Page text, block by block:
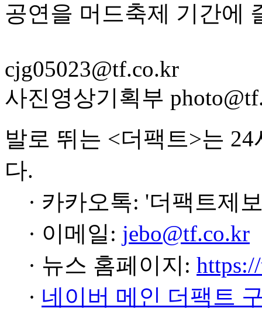
공연을 머드축제 기간에
cjg05023@tf.co.kr
사진영상기획부
발로 뛰는 <더팩트>는
다.
· 카카오톡: '더팩트제
· 이메일: jebo@tf.co.kr
· 뉴스 홈페이지:
· 네이버 메인 더팩트